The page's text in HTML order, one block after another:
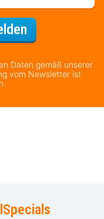
Für den
Daten gemäß unserer
vom Newsletter ist